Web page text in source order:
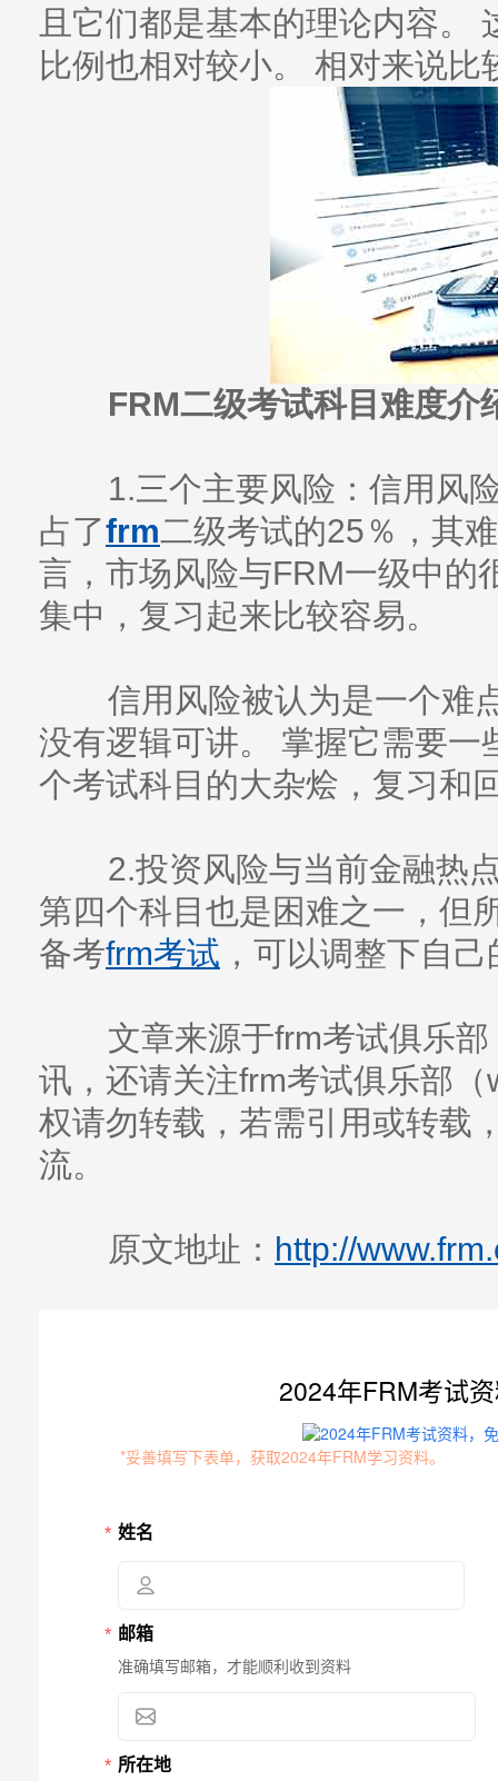
且它们都是基本的理论内容。
比例也相对较小。 相对来说比
FRM二级考试科目难度介
1.三个主要风险：信用风
占了frm二级考试的25％，其
言，市场风险与FRM一级中的
集中，复习起来比较容易。
信用风险被认为是一个难
没有逻辑可讲。 掌握它需要一
个考试科目的大杂烩，复习和
2.投资风险与当前金融热
第四个科目也是困难之一，但
备考frm考试 ，可以调整下自
文章来源于frm考试俱乐部
讯，还请关注frm考试俱乐部
权请勿转载，若需引用或转载
流。
原文地址： http://